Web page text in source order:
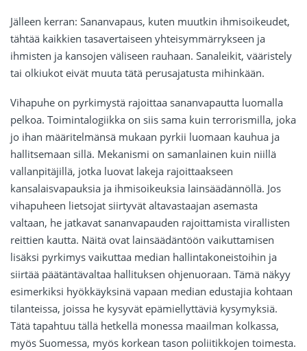
Jälleen kerran: Sananvapaus, kuten muutkin ihmisoikeudet,
tähtää kaikkien tasavertaiseen yhteisymmärrykseen ja
ihmisten ja kansojen väliseen rauhaan. Sanaleikit, vääristely
tai olkiukot eivät muuta tätä perusajatusta mihinkään.
Vihapuhe on pyrkimystä rajoittaa sananvapautta luomalla
pelkoa. Toimintalogiikka on siis sama kuin terrorismilla, joka
jo ihan määritelmänsä mukaan pyrkii luomaan kauhua ja
hallitsemaan sillä. Mekanismi on samanlainen kuin niillä
vallanpitäjillä, jotka luovat lakeja rajoittaakseen
kansalaisvapauksia ja ihmisoikeuksia lainsäädännöllä. Jos
vihapuheen lietsojat siirtyvät altavastaajan asemasta
valtaan, he jatkavat sananvapauden rajoittamista virallisten
reittien kautta. Näitä ovat lainsäädäntöön vaikuttamisen
lisäksi pyrkimys vaikuttaa median hallintakoneistoihin ja
siirtää päätäntävaltaa hallituksen ohjenuoraan. Tämä näkyy
esimerkiksi hyökkäyksinä vapaan median edustajia kohtaan
tilanteissa, joissa he kysyvät epämiellyttäviä kysymyksiä.
Tätä tapahtuu tällä hetkellä monessa maailman kolkassa,
myös Suomessa, myös korkean tason poliitikkojen toimesta.